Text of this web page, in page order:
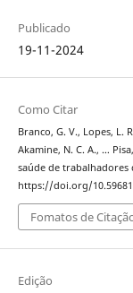
Publicado
19-11-2024
Como Citar
Branco, G. V., Lopes, L.
Akamine, N. C. A., …
saúde de trabalhadores
https://doi.org/
Fomatos de
Edição